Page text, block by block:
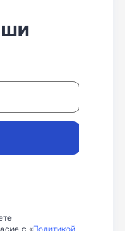
с «Политикой